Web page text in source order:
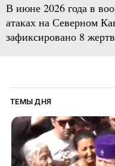
В июне 2026 года в
атаках на Северном
зафиксировано 8 жертв
ТЕМЫ ДНЯ